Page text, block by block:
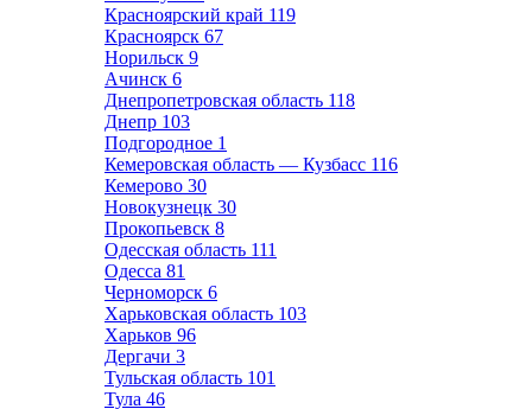
Красноярский край 119
Красноярск 67
Норильск 9
Ачинск 6
Днепропетровская область 118
Днепр 103
Подгородное 1
Кемеровская область — Кузбасс 116
Кемерово 30
Новокузнецк 30
Прокопьевск 8
Одесская область 111
Одесса 81
Черноморск 6
Харьковская область 103
Харьков 96
Дергачи 3
Тульская область 101
Тула 46